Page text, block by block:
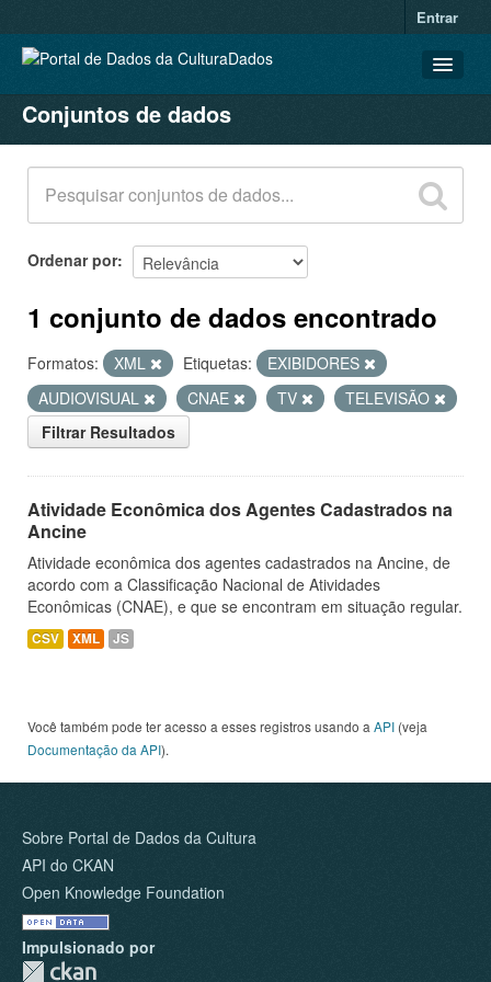
Entrar
CONJUNTOS DE DADOS
ORGANIZAÇÕES
GRUPOS
SOBRE
Conjuntos de dados
Ordenar por
1 conjunto de dados encontrado
Formatos: XML Etiquetas:
EXIBIDORES
AUDIOVISUAL
CNAE TV
TELEVISÃO
Filtrar Resultados
Atividade Econômica dos Agentes Cadastrados na
Ancine
Atividade econômica dos agentes cadastrados na Ancine, de
acordo com a Classificação Nacional de Atividades
Econômicas (CNAE), e que se encontram em situação regular.
CSV XML JS
Você também pode ter acesso a esses registros usando a API (veja
Documentação da API).
Sobre Portal de Dados da Cultura
API do CKAN
Open Knowledge Foundation
Impulsionado por